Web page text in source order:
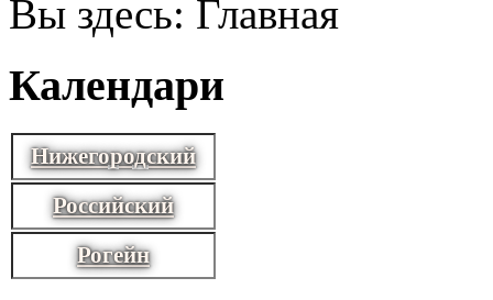
Вы здесь: Главная
Календари
Нижегородский
Российский
Рогейн